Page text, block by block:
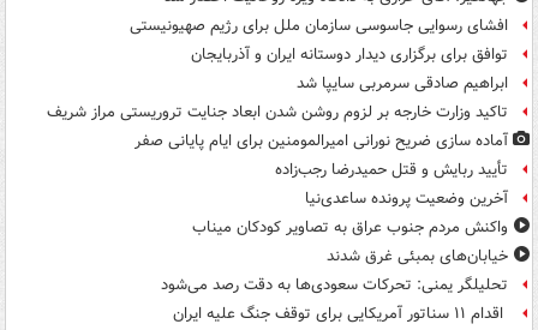
افشای رسوایی جاسوسی سازمان ملل برای رژیم صهیونیستی
توافق برای برگزاری دیدار دوستانه ایران و آذربایجان
ابراهیم صادقی سرمربی سایپا شد
تاکید وزارت خارجه بر لزوم روشن شدن ابعاد جنایت تروریستی مراز شریف
آماده سازی ضریح نورانی امیرالمومنین برای ایام پایانی صفر
تأیید ربایش و قتل حمیدرضا رجب‌زاده
آخرین وضعیت پرونده ساعدی‌نیا
واکنش مردم جنوب عراق به تصاویر کودکان میناب
خیابان‌های بمبئی غرق شدند
تحلیلگر یمنی: تحرکات سعودی‌ها به دقت رصد می‌شود
اقدام ۱۱ سناتور آمریکایی برای توقف جنگ علیه ایران